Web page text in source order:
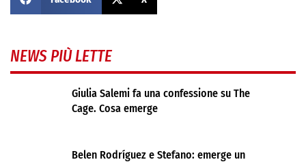
NEWS PIÙ LETTE
Giulia Salemi fa una confessione su The
Cage. Cosa emerge
Belen Rodríguez e Stefano: emerge un